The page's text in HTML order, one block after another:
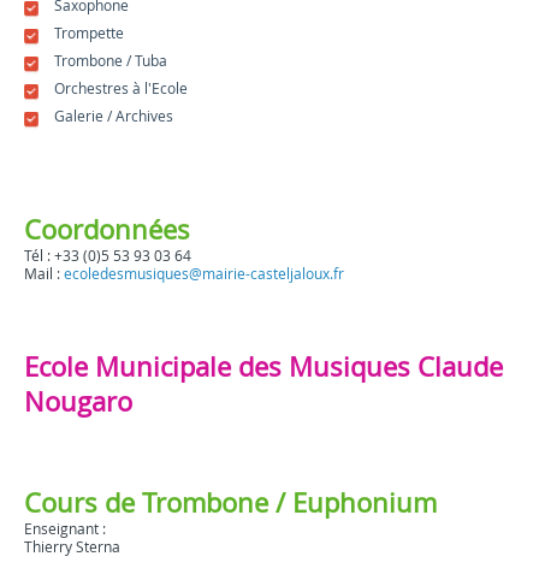
Saxophone
Trompette
Trombone / Tuba
Orchestres à l'Ecole
Galerie / Archives
Coordonnées
Tél : +33 (0)5 53 93 03 64
Mail : ecoledesmusiques@mairie-casteljaloux.fr
Ecole Municipale des Musiques Claude
Nougaro
Cours de Trombone / Euphonium
Enseignant :
Thierry Sterna